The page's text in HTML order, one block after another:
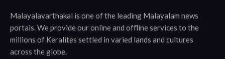
Malayalavarthakal is one of the leading Malayalam news
portals. We provide our online and offline services to the
millions of Keralites settled in varied lands and cultures
across the globe.